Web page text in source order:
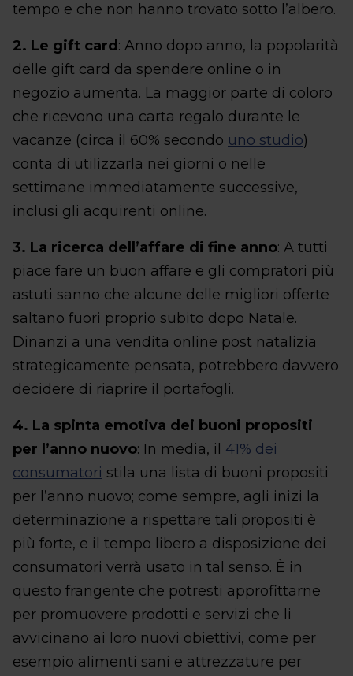
tempo e che non hanno trovato sotto l’albero.
2. Le gift card : Anno dopo anno, la popolarità
delle gift card da spendere online o in
negozio aumenta. La maggior parte di coloro
che ricevono una carta regalo durante le
vacanze (circa il 60% secondo uno studio)
conta di utilizzarla nei giorni o nelle
settimane immediatamente successive,
inclusi gli acquirenti online.
3. La ricerca dell’affare di fine anno: A tutti
piace fare un buon affare e gli compratori più
astuti sanno che alcune delle migliori offerte
saltano fuori proprio subito dopo Natale.
Dinanzi a una vendita online post natalizia
strategicamente pensata, potrebbero davvero
decidere di riaprire il portafogli.
4. La spinta emotiva dei buoni propositi
per l’anno nuovo: In media, il 41% dei
consumatori stila una lista di buoni propositi
per l’anno nuovo; come sempre, agli inizi la
determinazione a rispettare tali propositi è
più forte, e il tempo libero a disposizione dei
consumatori verrà usato in tal senso. È in
questo frangente che potresti approfittarne
per promuovere prodotti e servizi che li
avvicinano ai loro nuovi obiettivi, come per
esempio alimenti sani e attrezzature per